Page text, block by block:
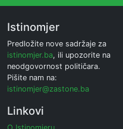
Istinomjer
Predložite nove sadržaje za
istinomjer.ba, ili upozorite na
neodgovornost političara.
Pišite nam na:
istinomjer@zastone.ba
Linkovi